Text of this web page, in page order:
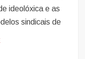
ideolóxica e as
sindicais de